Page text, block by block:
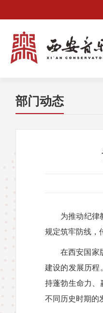
部门动态
为推动纪律
规定筑牢防线，
在西安国家
建设的发展历程
持蓬勃生命力、
不同历史时期的